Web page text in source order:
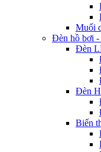
Muối
Đèn hồ bơi
Đèn
Đèn
Biến